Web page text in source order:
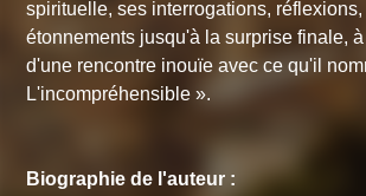
spirituelle, ses interrogations,
étonnements jusqu'à la surprise finale,
d'une rencontre inouïe avec ce qu'il
L'incompréhensible ».
Biographie de l'auteur :